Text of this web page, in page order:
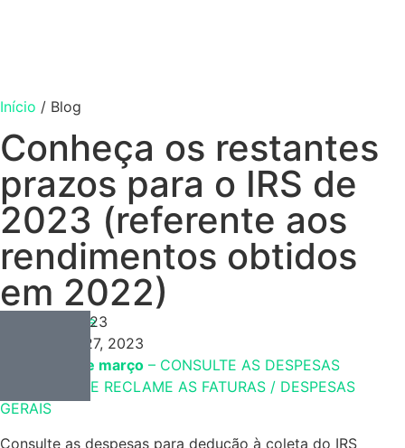
Início / Blog
Conheça os restantes
prazos para o IRS de
2023 (referente aos
rendimentos obtidos
em 2022)
Contabilidade
Março 27, 2023
Março 27, 2023
De 16 a 31 de março – CONSULTE AS DESPESAS
DEDUTÍVEIS E RECLAME AS FATURAS / DESPESAS
GERAIS
Consulte as despesas para dedução à coleta do IRS